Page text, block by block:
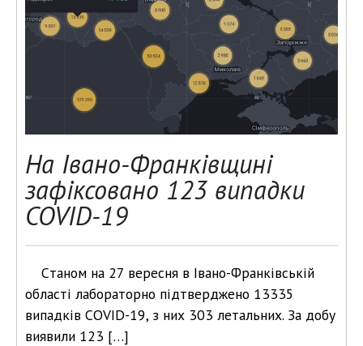
На Івано-Франківщині
зафіксовано 123 випадки
COVID-19
Cтаном на 27 вересня в Івано-Франківській
області лабораторно підтверджено 13335
випадків COVID-19, з них 303 летальних. За добу
виявили 123 […]